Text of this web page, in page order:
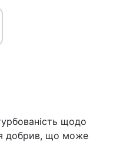
щодо
добрив, що може